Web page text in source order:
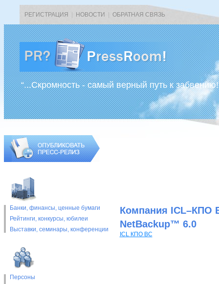
РЕГИСТРАЦИЯ НОВОСТИ ОБРАТНАЯ СВЯЗЬ
“...Скромность - самый верный путь к
Банки, финансы, ценные бумаги
Рейтинги, конкурсы, юбилеи
Выставки, cеминары, конференции
Персоны
Компания ICL–КПО
NetBackup™ 6.0
ICL КПО ВС